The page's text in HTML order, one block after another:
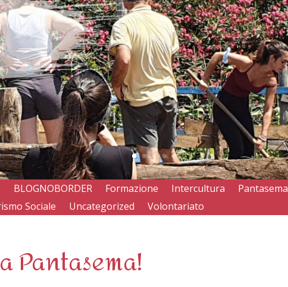
BLOGNOBORDER Formazione Intercultura Pantasema
Sociale Uncategorized Volontariato
Pantasema!